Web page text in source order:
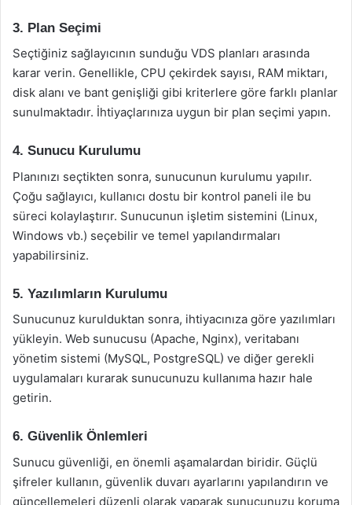
3. Plan Seçimi
Seçtiğiniz sağlayıcının sunduğu VDS planları arasında
karar verin. Genellikle, CPU çekirdek sayısı, RAM miktarı,
disk alanı ve bant genişliği gibi kriterlere göre farklı planlar
sunulmaktadır. İhtiyaçlarınıza uygun bir plan seçimi yapın.
4. Sunucu Kurulumu
Planınızı seçtikten sonra, sunucunun kurulumu yapılır.
Çoğu sağlayıcı, kullanıcı dostu bir kontrol paneli ile bu
süreci kolaylaştırır. Sunucunun işletim sistemini (Linux,
Windows vb.) seçebilir ve temel yapılandırmaları
yapabilirsiniz.
5. Yazılımların Kurulumu
Sunucunuz kurulduktan sonra, ihtiyacınıza göre yazılımları
yükleyin. Web sunucusu (Apache, Nginx), veritabanı
yönetim sistemi (MySQL, PostgreSQL) ve diğer gerekli
uygulamaları kurarak sunucunuzu kullanıma hazır hale
getirin.
6. Güvenlik Önlemleri
Sunucu güvenliği, en önemli aşamalardan biridir. Güçlü
şifreler kullanın, güvenlik duvarı ayarlarını yapılandırın ve
güncellemeleri düzenli olarak yaparak sunucunuzu koruma